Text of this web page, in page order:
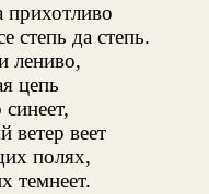
степь да степь.
лениво,
цепь
веет
полях,
темнеет.